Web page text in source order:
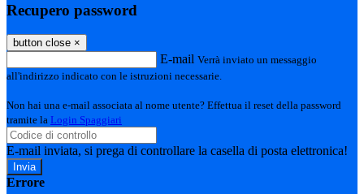
Recupero password
button close ×
E-mail Verrà inviato un messaggio
all'indirizzo indicato con le istruzioni necessarie.
Non hai una e-mail associata al nome utente? Effettua il reset della password
tramite la Login Spaggiari
E-mail inviata, si prega di controllare la casella di posta elettronica!
Errore